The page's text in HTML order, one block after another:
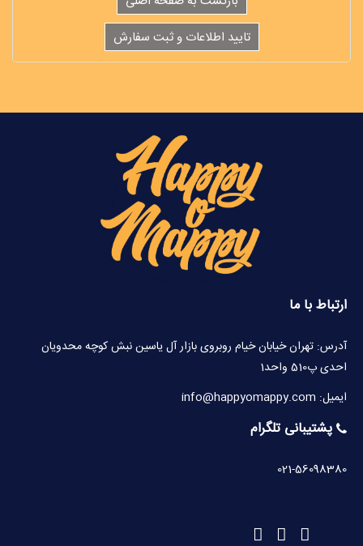
ارتباط با ما
آدرس: تهران خیابان خیام روبروی بازار آل یاسین نبش کوچه محدویان
احدی پ510 واحد1
ایمیل: info@happyomappy.com
پشتیبانی تلگرام
021-56098380